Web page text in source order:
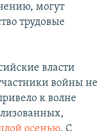
могут
трудовые
власти
войны не
к волне
осенью. С